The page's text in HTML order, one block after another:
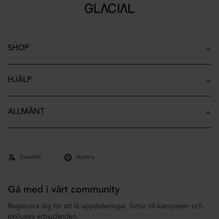
SHOP
Isolerade Flaskor
Isolerade Termosmuggar
Accessoarer
HJÄLP
Kontakt
FAQ
Villkor
ALLMÄNT
Om oss
Gå med i vårt community
Registrera dig för att få uppdateringar, förtur till kampanjer och
exklusiva erbjudanden.